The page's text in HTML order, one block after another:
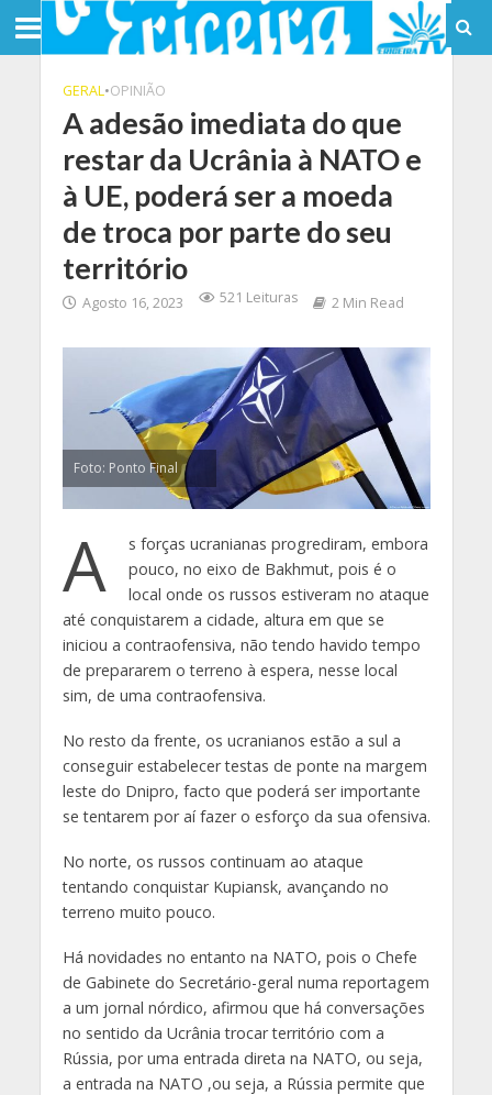
GERAL•OPINIÃO
A adesão imediata do que
restar da Ucrânia à NATO e
à UE, poderá ser a moeda
de troca por parte do seu
território
Agosto 16, 2023 521 Leituras 2 Min Read
Foto: Ponto Final
A
s forças ucranianas progrediram, embora
pouco, no eixo de Bakhmut, pois é o
local onde os russos estiveram no ataque
até conquistarem a cidade, altura em que se
iniciou a contraofensiva, não tendo havido tempo
de prepararem o terreno à espera, nesse local
sim, de uma contraofensiva.
No resto da frente, os ucranianos estão a sul a
conseguir estabelecer testas de ponte na margem
leste do Dnipro, facto que poderá ser importante
se tentarem por aí fazer o esforço da sua ofensiva.
No norte, os russos continuam ao ataque
tentando conquistar Kupiansk, avançando no
terreno muito pouco.
Há novidades no entanto na NATO, pois o Chefe
de Gabinete do Secretário-geral numa reportagem
a um jornal nórdico, afirmou que há conversações
no sentido da Ucrânia trocar território com a
Rússia, por uma entrada direta na NATO, ou seja,
a entrada na NATO ,ou seja, a Rússia permite que